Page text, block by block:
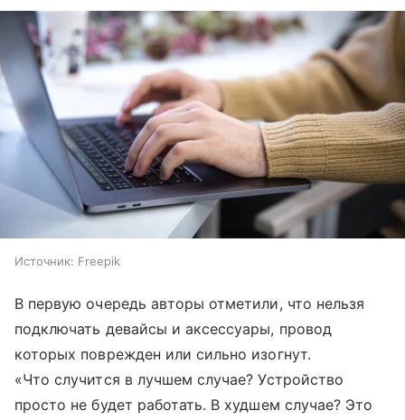
Источник: Freepik
В первую очередь авторы отметили, что нельзя
подключать девайсы и аксессуары, провод
которых поврежден или сильно изогнут.
«Что случится в лучшем случае? Устройство
просто не будет работать. В худшем случае? Это